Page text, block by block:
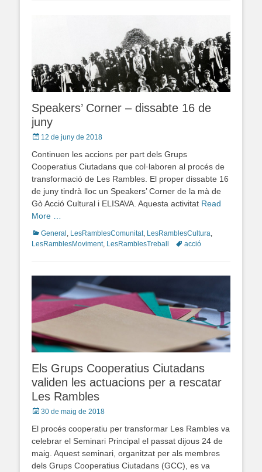
Speakers’ Corner – dissabte 16 de
juny
Posted
12 de juny de 2018
Continuen les accions per part dels Grups
Cooperatius Ciutadans que col·laboren al procés de
transformació de Les Rambles. El proper dissabte 16
de juny tindrà lloc un Speakers’ Corner de la mà de
Gò Acció Cultural i ELISAVA. Aquesta activitat Read
More …
Categories
General , LesRamblesComunitat, LesRamblesCultura,
LesRamblesMoviment, LesRamblesTreball Tagsacció
Els Grups Cooperatius Ciutadans
validen les actuacions per a rescatar
Les Rambles
Posted
30 de maig de 2018
El procés cooperatiu per transformar Les Rambles va
celebrar el Seminari Principal el passat dijous 24 de
maig. Aquest seminari, organitzat per als membres
dels Grups Cooperatius Ciutadans (GCC), es va